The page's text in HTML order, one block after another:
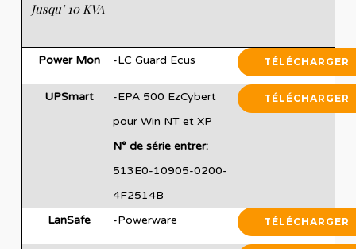
Jusqu’ 10 KVA
Power Mon -LC Guard Ecus TÉLÉCHARGER
UPSmart
-EPA 500 EzCybert
pour Win NT et XP
N° de série entrer:
513E0-10905-0200-
4F2514B
TÉLÉCHARGER
LanSafe -Powerware TÉLÉCHARGER